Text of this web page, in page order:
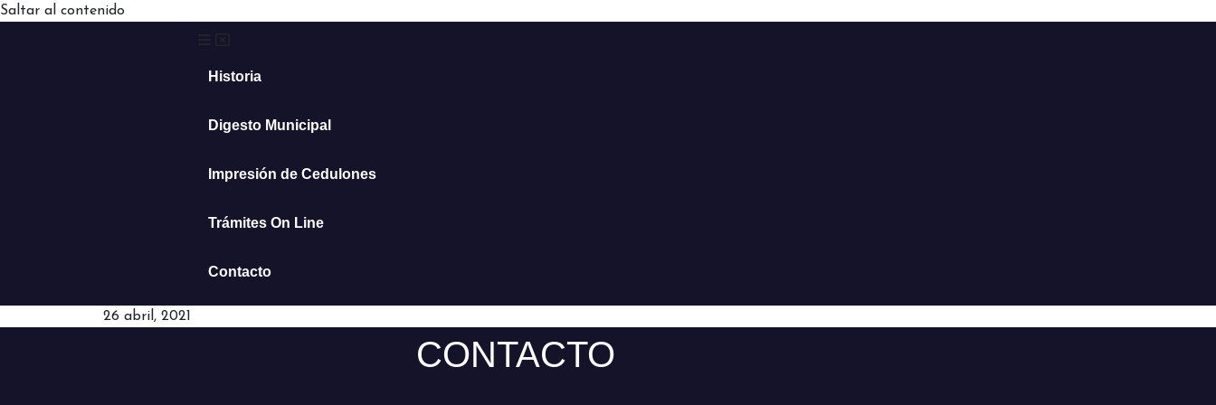
Saltar al contenido
Historia
Digesto Municipal
Impresión de Cedulones
Trámites On Line
Contacto
26 abril, 2021
CONTACTO